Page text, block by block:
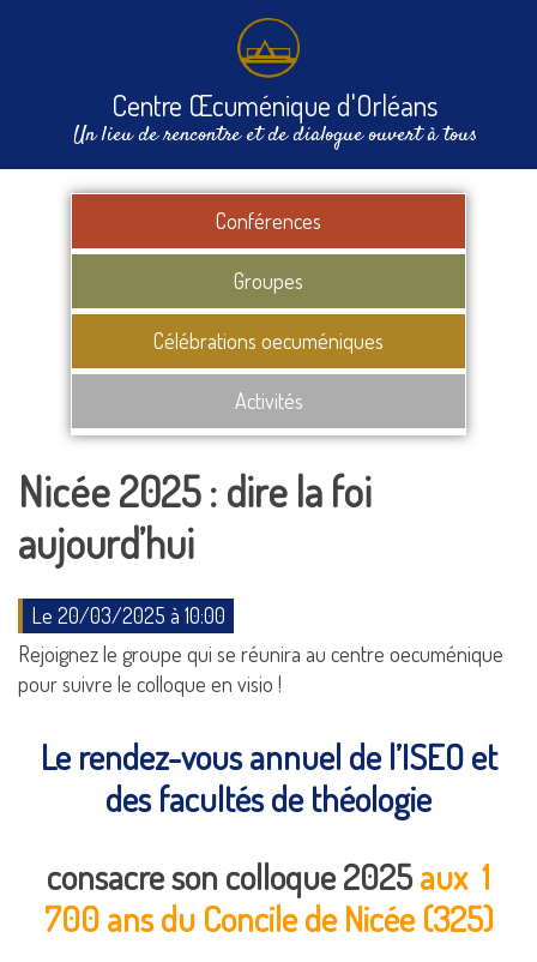
Centre Œcuménique d'Orléans
Un lieu de rencontre et de dialogue ouvert à tous
Conférences
Groupes
Célébrations oecuméniques
Activités
Nicée 2025 : dire la foi
aujourd’hui
Le 20/03/2025 à 10:00
Rejoignez le groupe qui se réunira au centre oecuménique
pour suivre le colloque en visio !
Le rendez-vous annuel de l’ISEO et
des facultés de théologie
consacre son colloque 2025aux 1
700 ans du Concile de Nicée (325)